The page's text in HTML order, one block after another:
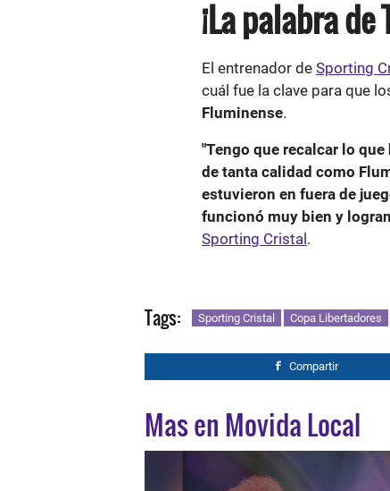
¡La palabra de
El entrenador de Sporting
cuál fue la clave para que
Fluminense.
"Tengo que recalcar lo
de tanta calidad como
estuvieron en fuera de
funcionó muy bien y
Sporting Cristal .
Tags: Sporting Cristal Copa Libertadores
Compartir
Mas en Movida Local